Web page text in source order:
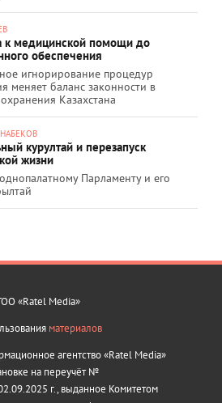
к медицинской помощи до
обеспечения
игнорирование процедур
меняет баланс законности в
Казахстана
курултай и перезапуск
жизни
Парламенту и его
«Ratel Media»
материалов
агентство «Ratel Media»
на переучёт №
г., выданное Комитетом